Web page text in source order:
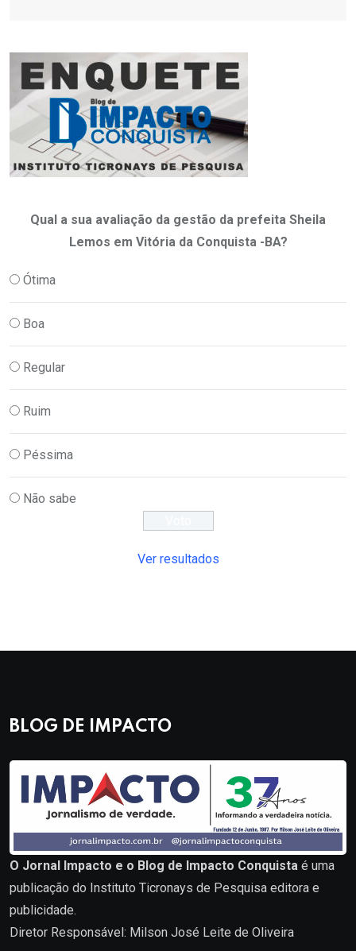
Qual a sua avaliação da gestão da prefeita Sheila
Lemos em Vitória da Conquista -BA?
Ótima
Boa
Regular
Ruim
Péssima
Não sabe
Ver resultados
BLOG DE IMPACTO
O Jornal Impacto e o Blog de Impacto Conquista é uma
publicação do Instituto Ticronays de Pesquisa editora e
publicidade.
Diretor Responsável: Milson José Leite de Oliveira